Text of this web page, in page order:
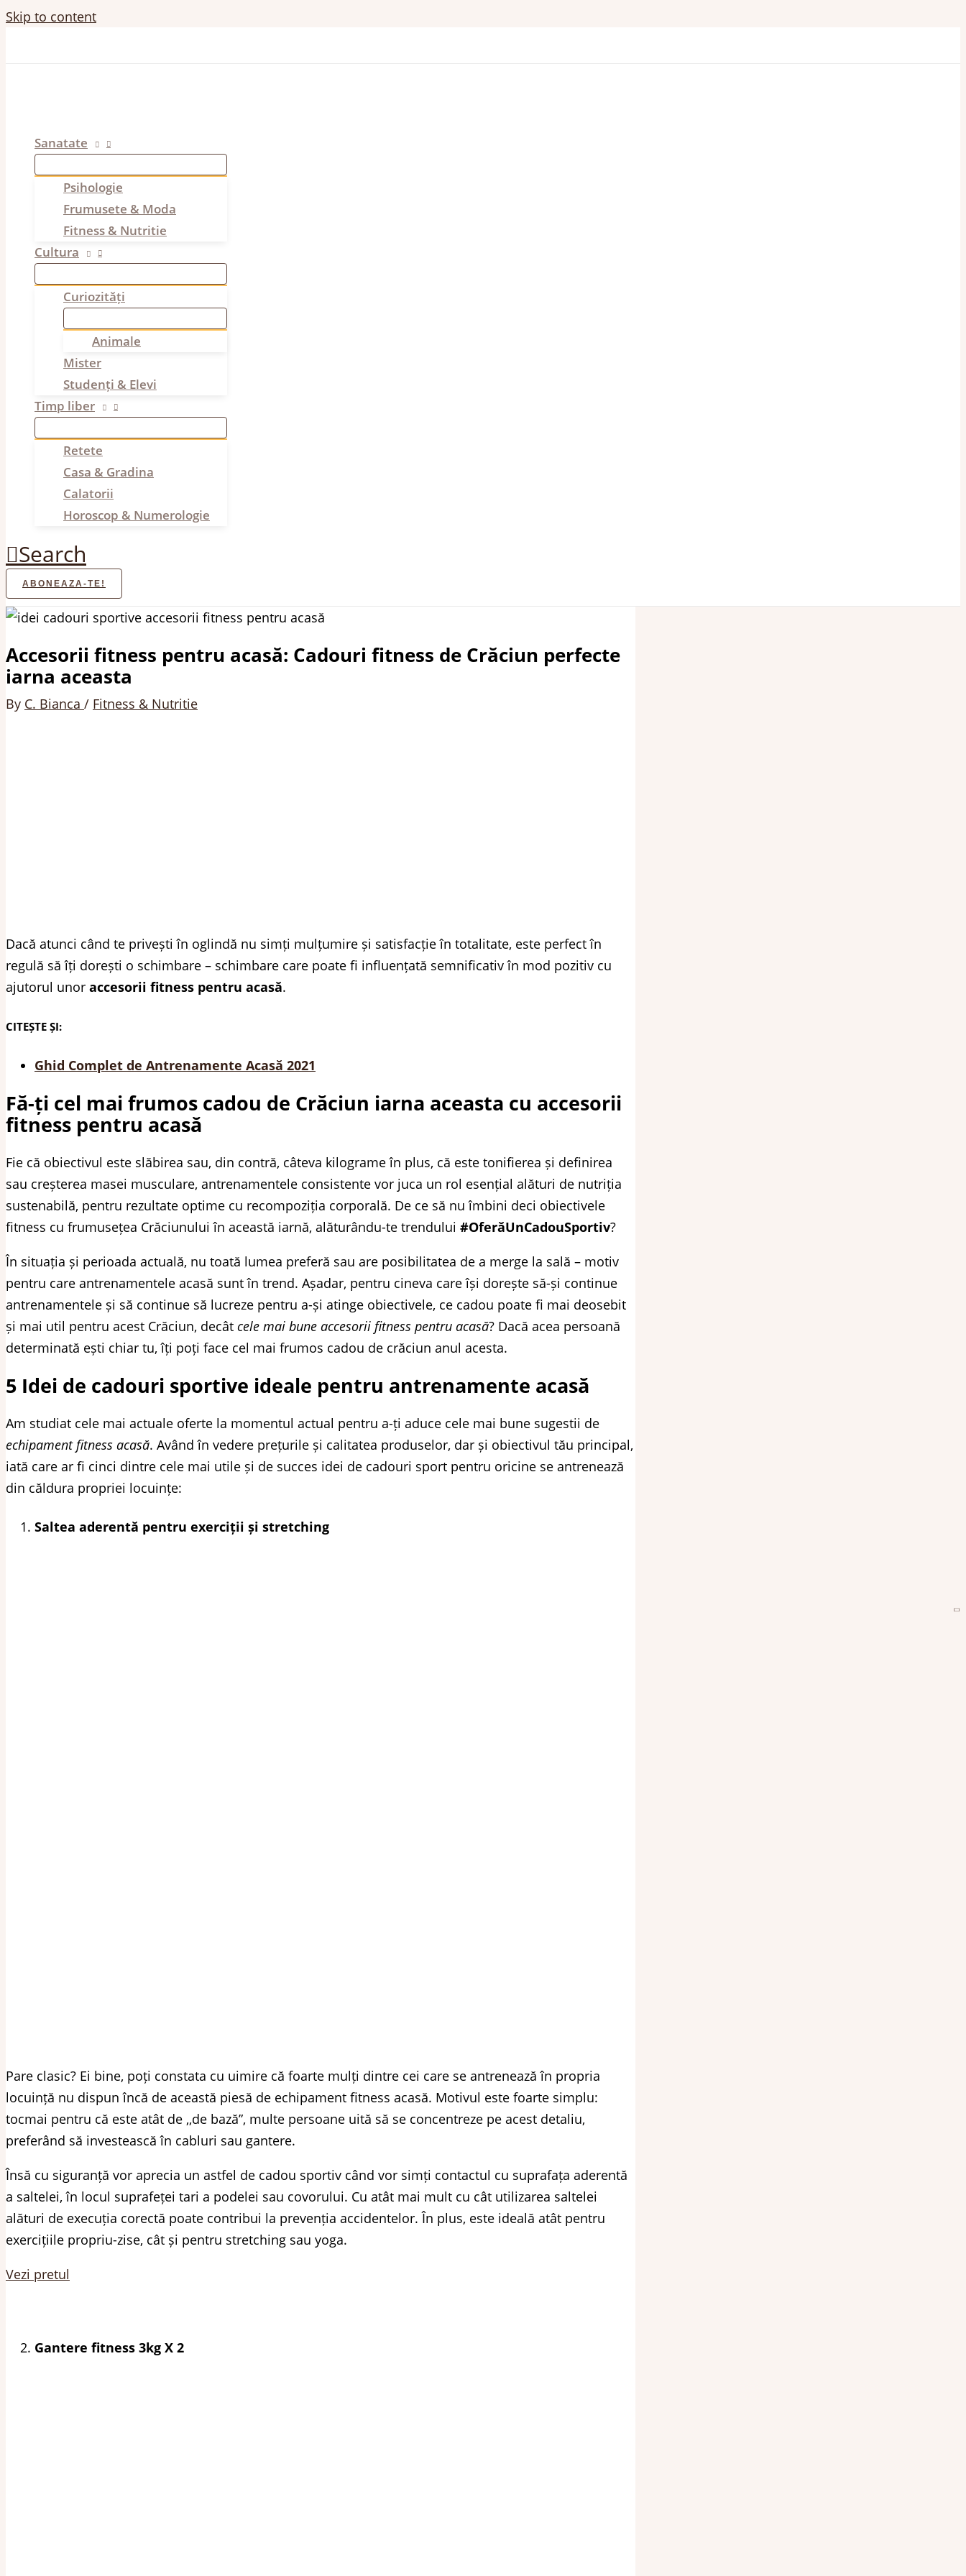
Skip to content
Sanatate
Psihologie
Frumusete & Moda
Fitness & Nutritie
Cultura
Curiozități
Animale
Mister
Studenți & Elevi
Timp liber
Retete
Casa & Gradina
Calatorii
Horoscop & Numerologie
Search
ABONEAZA-TE!
Accesorii fitness pentru acasă: Cadouri fitness de Crăciun perfecte
iarna aceasta
By C. Bianca / Fitness & Nutritie
Dacă atunci când te privești în oglindă nu simți mulțumire și satisfacție în totalitate, este perfect în
regulă să îți dorești o schimbare – schimbare care poate fi influențată semnificativ în mod pozitiv cu
ajutorul unor accesorii fitness pentru acasă.
CITEȘTE ȘI:
Ghid Complet de Antrenamente Acasă 2021
Fă-ți cel mai frumos cadou de Crăciun iarna aceasta cu accesorii
fitness pentru acasă
Fie că obiectivul este slăbirea sau, din contră, câteva kilograme în plus, că este tonifierea și definirea
sau creșterea masei musculare, antrenamentele consistente vor juca un rol esențial alături de nutriția
sustenabilă, pentru rezultate optime cu recompoziția corporală. De ce să nu îmbini deci obiectivele
fitness cu frumusețea Crăciunului în această iarnă, alăturându-te trendului #OferăUnCadouSportiv?
În situația și perioada actuală, nu toată lumea preferă sau are posibilitatea de a merge la sală – motiv
pentru care antrenamentele acasă sunt în trend. Așadar, pentru cineva care își dorește să-și continue
antrenamentele și să continue să lucreze pentru a-și atinge obiectivele, ce cadou poate fi mai deosebit
și mai util pentru acest Crăciun, decât cele mai bune accesorii fitness pentru acasă? Dacă acea persoană
determinată ești chiar tu, îți poți face cel mai frumos cadou de crăciun anul acesta.
5 Idei de cadouri sportive ideale pentru antrenamente acasă
Am studiat cele mai actuale oferte la momentul actual pentru a-ți aduce cele mai bune sugestii de
echipament fitness acasă. Având în vedere prețurile și calitatea produselor, dar și obiectivul tău principal,
iată care ar fi cinci dintre cele mai utile și de succes idei de cadouri sport pentru oricine se antrenează
din căldura propriei locuințe:
Saltea aderentă pentru exerciții și stretching
Pare clasic? Ei bine, poți constata cu uimire că foarte mulți dintre cei care se antrenează în propria
locuință nu dispun încă de această piesă de echipament fitness acasă. Motivul este foarte simplu:
tocmai pentru că este atât de ,,de bază”, multe persoane uită să se concentreze pe acest detaliu,
preferând să investească în cabluri sau gantere.
Însă cu siguranță vor aprecia un astfel de cadou sportiv când vor simți contactul cu suprafața aderentă
a saltelei, în locul suprafeței tari a podelei sau covorului. Cu atât mai mult cu cât utilizarea saltelei
alături de execuția corectă poate contribui la prevenția accidentelor. În plus, este ideală atât pentru
exercițiile propriu-zise, cât și pentru stretching sau yoga.
Vezi pretul
Gantere fitness 3kg X 2